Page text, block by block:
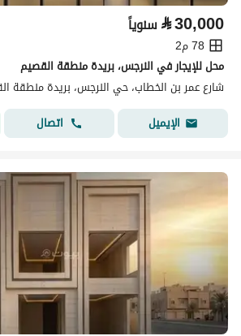
⃁30,000 سنوياً
78 م2
محل للإيجار في النرجس، بريدة منطقة القصيم
شارع عمر بن الخطاب، حي النرجس، بريدة منطقة
الإيميل
اتصال